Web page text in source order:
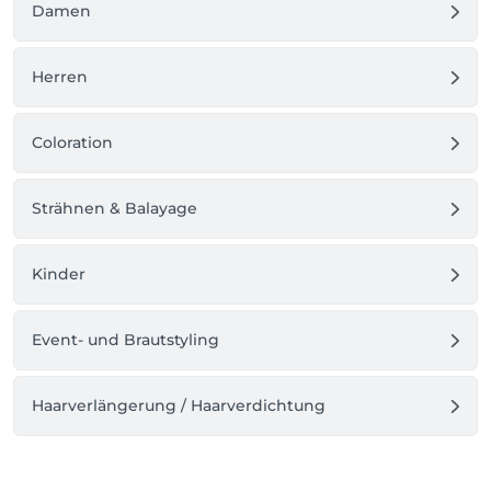
Damen
Herren
Coloration
Strähnen & Balayage
Kinder
Event- und Brautstyling
Haarverlängerung / Haarverdichtung